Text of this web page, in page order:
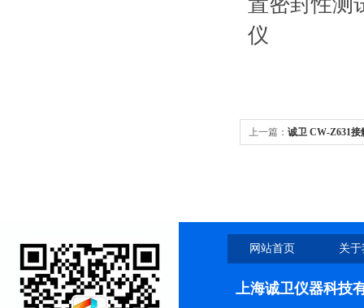
上一篇： 诚卫 CW-Z631
网站首页 关
上海诚卫仪器科技